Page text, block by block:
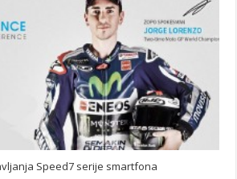
Speed7 serije smartfona